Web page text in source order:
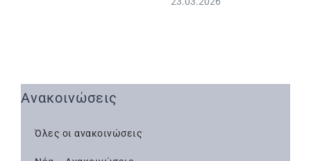
Ανακοινώσεις
Όλες οι ανακοινώσεις